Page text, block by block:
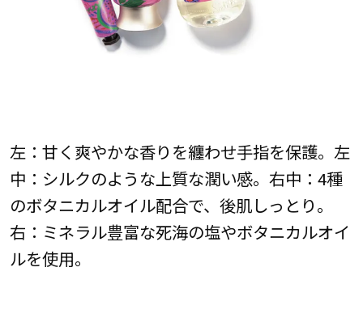
左：甘く爽やかな香りを纏わせ手指を保護。左
中：シルクのような上質な潤い感。右中：4種
のボタニカルオイル配合で、後肌しっとり。
右：ミネラル豊富な死海の塩やボタニカルオイ
ルを使用。